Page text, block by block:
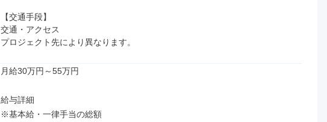
【交通手段】
交通・アクセス
プロジェクト先により異なります。
月給30万円～55万円
給与詳細
※基本給・一律手当の総額